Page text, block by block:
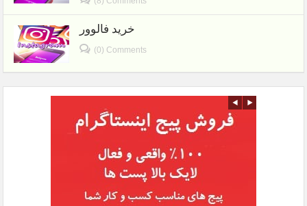
خرید فالوور
(0) Comments